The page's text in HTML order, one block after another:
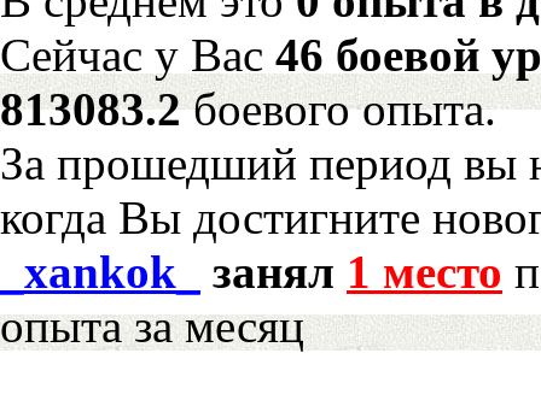
Сейчас у Вас 46 боевой
813083.2боевого опыта.
За прошедший период вы
когда Вы достигните
_xankok_
занял 1 место
опыта за месяц